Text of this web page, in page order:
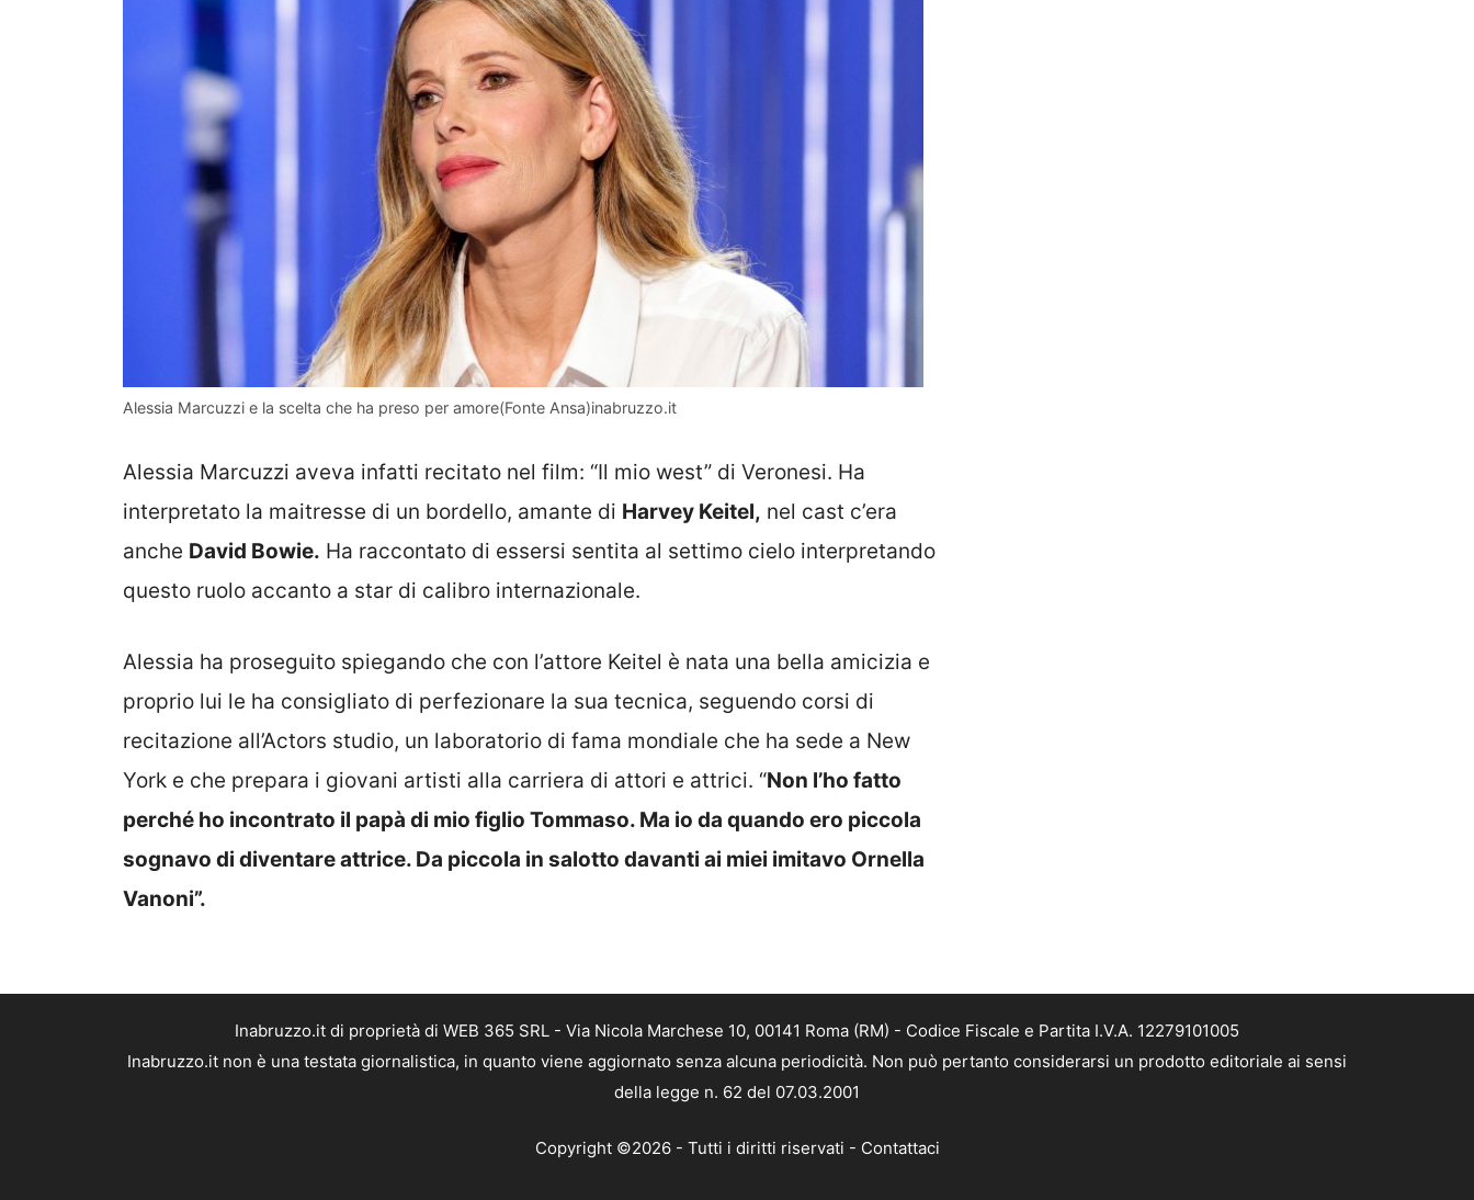
Alessia Marcuzzi e la scelta che ha preso per amore(Fonte Ansa)inabruzzo.it
Alessia Marcuzzi aveva infatti recitato nel film: “Il mio west” di Veronesi. Ha
interpretato la maitresse di un bordello, amante di Harvey Keitel, nel cast c’era
anche David Bowie. Ha raccontato di essersi sentita al settimo cielo interpretando
questo ruolo accanto a star di calibro internazionale.
Alessia ha proseguito spiegando che con l’attore Keitel è nata una bella amicizia e
proprio lui le ha consigliato di perfezionare la sua tecnica, seguendo corsi di
recitazione all’Actors studio, un laboratorio di fama mondiale che ha sede a New
York e che prepara i giovani artisti alla carriera di attori e attrici. “Non l’ho fatto
perché ho incontrato il papà di mio figlio Tommaso. Ma io da quando ero piccola
sognavo di diventare attrice. Da piccola in salotto davanti ai miei imitavo Ornella
Vanoni”.
Inabruzzo.it di proprietà di WEB 365 SRL - Via Nicola Marchese 10, 00141 Roma (RM) - Codice Fiscale e Partita I.V.A. 12279101005
Inabruzzo.it non è una testata giornalistica, in quanto viene aggiornato senza alcuna periodicità. Non può pertanto considerarsi un prodotto editoriale ai sensi
della legge n. 62 del 07.03.2001
Copyright ©2026 - Tutti i diritti riservati - Contattaci